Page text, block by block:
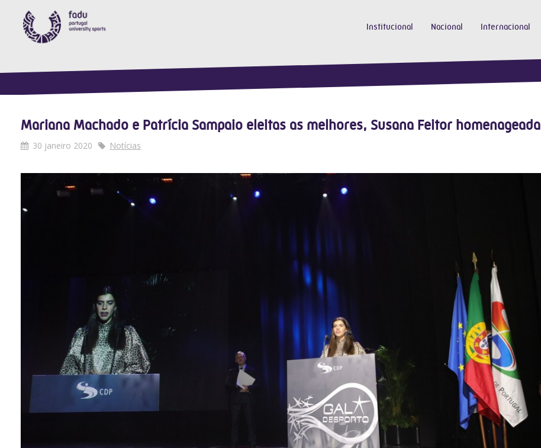
Institucional Nacional Internacional
Mariana Machado e Patrícia Sampaio eleitas as melhores, Susana Feitor homenageada
30 janeiro 2020 Notícias